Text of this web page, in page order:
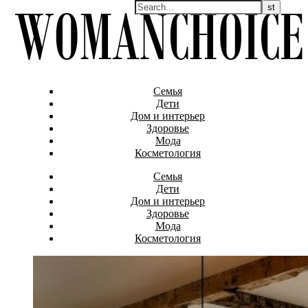
Семья
Дети
Дом и интерьер
Здоровье
Мода
Косметология
Семья
Дети
Дом и интерьер
Здоровье
Мода
Косметология